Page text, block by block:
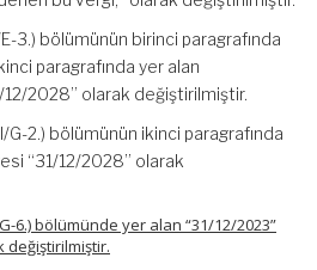
E-3.) bölümünün birinci paragrafında
paragrafında yer alan
12/2028” olarak değiştirilmiştir.
G-2.) bölümünün ikinci paragrafında
“31/12/2028” olarak
6.) bölümünde yer alan “31/12/2023”
değiştirilmiştir.